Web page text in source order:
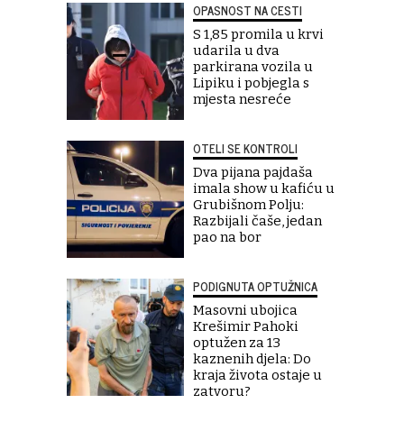
OPASNOST NA CESTI
S 1,85 promila u krvi
udarila u dva
parkirana vozila u
Lipiku i pobjegla s
mjesta nesreće
OTELI SE KONTROLI
Dva pijana pajdaša
imala show u kafiću u
Grubišnom Polju:
Razbijali čaše, jedan
pao na bor
PODIGNUTA OPTUŽNICA
Masovni ubojica
Krešimir Pahoki
optužen za 13
kaznenih djela: Do
kraja života ostaje u
zatvoru?